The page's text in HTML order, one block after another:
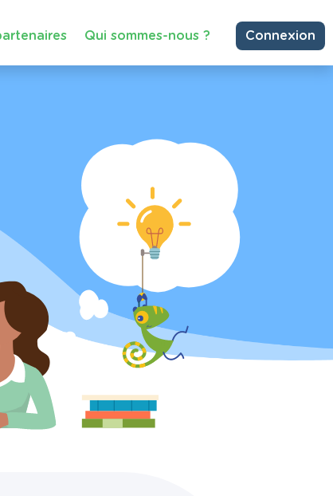
Qui sommes-nous ? Connexion